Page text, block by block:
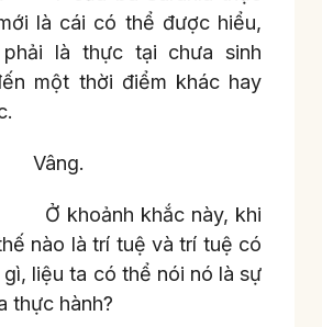
là cái có thể được hiểu,
là thực tại chưa sinh
một thời điểm khác hay
Vâng.
khắc này, khi
nào là trí tuệ và trí tuệ có
liệu ta có thể nói nó là sự
thực hành?